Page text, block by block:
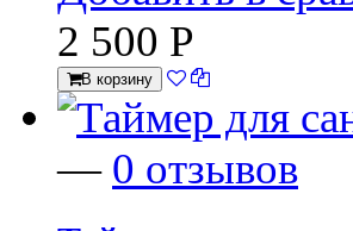
2 500 Р
В корзину
— 0 отзывов